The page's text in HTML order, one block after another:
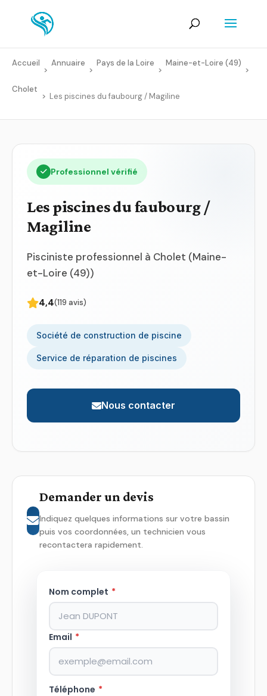
Accueil
>
Annuaire
>
Pays de la Loire
>
Maine-et-Loire (49)
>
Cholet
> Les piscines du faubourg / Magiline
Professionnel vérifié
Les piscines du faubourg /
Magiline
Pisciniste professionnel à Cholet (Maine-
et-Loire (49))
4,4(119 avis)
Société de construction de piscine
Service de réparation de piscines
Nous contacter
Demander un devis
Indiquez quelques informations sur votre bassin
puis vos coordonnées, un technicien vous
recontactera rapidement.
Nom complet *
Email *
Téléphone *